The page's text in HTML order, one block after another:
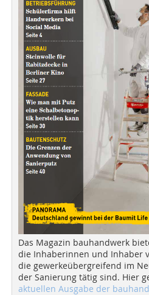
Das Magazin bauhandwerk
die Inhaberinnen und Inhaber
die gewerkeübergreifend im
der Sanierung tätig sind. Hier
aktuellen Ausgabe der